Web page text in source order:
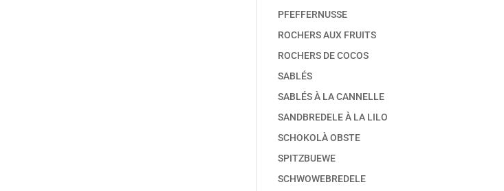
PFEFFERNUSSE
ROCHERS AUX FRUITS
ROCHERS DE COCOS
SABLÉS
SABLÉS À LA CANNELLE
SANDBREDELE À LA LILO
SCHOKOLÀ OBSTE
SPITZBUEWE
SCHWOWEBREDELE